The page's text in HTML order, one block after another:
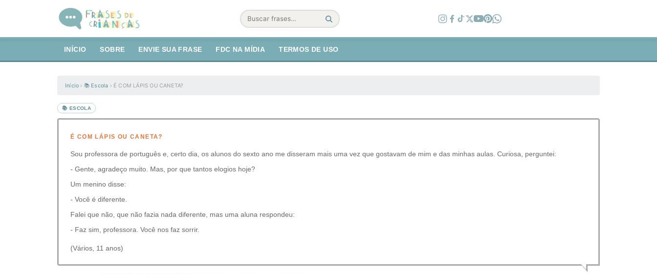
Buscar
INÍCIO SOBRE ENVIE SUA FRASE FDC NA MÍDIA TERMOS DE USO
Início › 📚 Escola › É COM LÁPIS OU CANETA?
📚 ESCOLA
É COM LÁPIS OU CANETA?
Sou professora de português e, certo dia, os alunos do sexto ano me disseram mais uma vez que gostavam de mim e das minhas aulas. Curiosa, perguntei:
- Gente, agradeço muito. Mas, por que tantos elogios hoje?
Um menino disse:
- Você é diferente.
Falei que não, que não fazia nada diferente, mas uma aluna respondeu:
- Faz sim, professora. Você nos faz sorrir.
(Vários, 11 anos)